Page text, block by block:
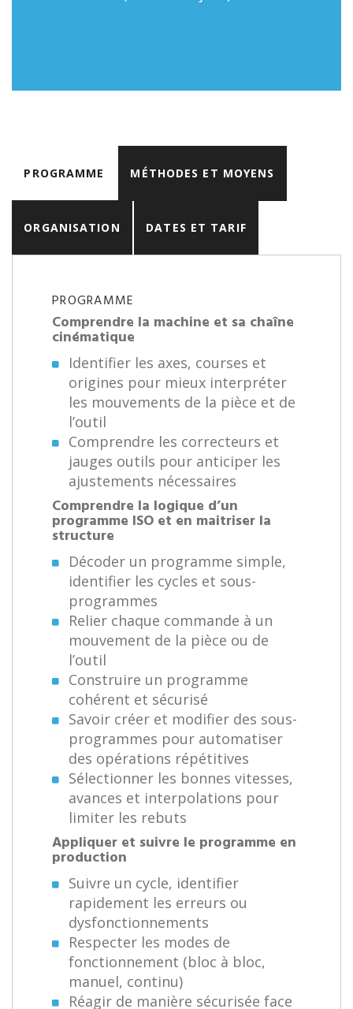
PROGRAMME MÉTHODES ET MOYENS
ORGANISATION DATES ET TARIF
PROGRAMME
Comprendre la machine et sa chaîne
cinématique
Identifier les axes, courses et
origines pour mieux interpréter
les mouvements de la pièce et de
l’outil
Comprendre les correcteurs et
jauges outils pour anticiper les
ajustements nécessaires
Comprendre la logique d’un
programme ISO et en maitriser la
structure
Décoder un programme simple,
identifier les cycles et sous-
programmes
Relier chaque commande à un
mouvement de la pièce ou de
l’outil
Construire un programme
cohérent et sécurisé
Savoir créer et modifier des sous-
programmes pour automatiser
des opérations répétitives
Sélectionner les bonnes vitesses,
avances et interpolations pour
limiter les rebuts
Appliquer et suivre le programme en
production
Suivre un cycle, identifier
rapidement les erreurs ou
dysfonctionnements
Respecter les modes de
fonctionnement (bloc à bloc,
manuel, continu)
Réagir de manière sécurisée face